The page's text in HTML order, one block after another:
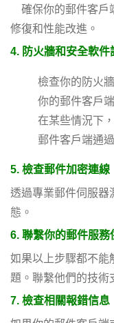
確保你的郵件客戶
修復和性能改進。
4. 防火牆和安全軟件
檢查你的防火
你的郵件客戶
在某些情況下
郵件客戶端通
5. 檢查郵件加密連線
透過專業郵件伺服器
態。
6. 聯繫你的郵件服務
如果以上步驟都不能
題。聯繫他們的技術
7. 檢查相關報錯信息